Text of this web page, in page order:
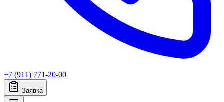
+7 (911) 771-20-00
Заявка